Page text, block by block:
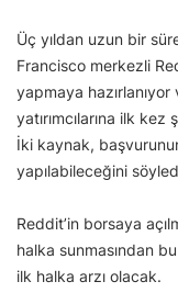
Üç yıldan uzun bir
Francisco merkezli
yapmaya
yatırımcılarına ilk
İki kaynak,
yapılabileceğini
Reddit’in borsaya
halka sunmasından
ilk halka arzı olacak.